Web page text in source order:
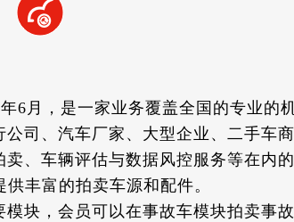
月，是一家业务覆盖全国的专业的
司、汽车厂家、大型企业、二手车
、车辆评估与数据风控服务等在内
丰富的拍卖车源和配件。
，会员可以在事故车模块拍卖事